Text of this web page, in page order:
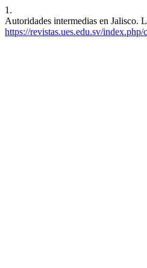
1.
Autoridades intermedias en Jalisco.
https://revistas.ues.edu.sv/